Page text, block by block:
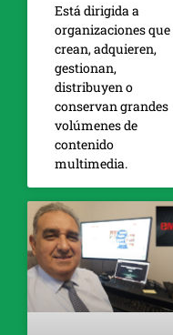
Está dirigida a
organizaciones que
crean, adquieren,
gestionan,
distribuyen o
conservan grandes
volúmenes de
contenido
multimedia.